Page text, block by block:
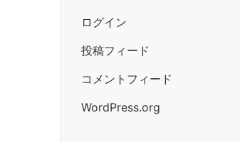
ログイン
投稿フィード
コメントフィード
WordPress.org